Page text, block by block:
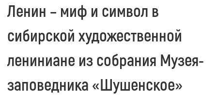
Ленин – миф и символ в
сибирской художественной
лениниане из собрания Музея-
заповедника «Шушенское»